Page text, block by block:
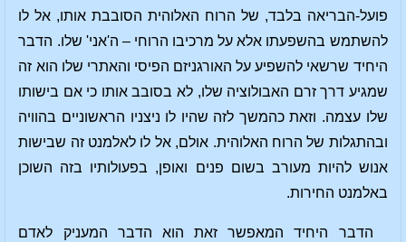
פועל-הבריאה בלבד, של הרוח האלוהית הסובבת אותו, אל לו
להשתמש בהשפעתו אלא על מרכיבו הרוחי – ה'אני' שלו. הדבר
היחיד שרשאי להשפיע על האורגניזם הפיסי והאתרי שלו הוא זה
שמגיע דרך זרם האבולוציה שלו, לא בסובב אותו כי אם בישותו
שלו עצמה. וזאת כהמשך לזה שהיו לו ניצניו הראשוניים בהוויה
ובהתגלות של הרוח האלוהית. אולם, אל לו לאלמנט זה שבישות
אנוש להיות מעורב בשום פנים ואופן, בפעולותיו בזה השוכן
באלמנט החירות.
הדבר היחיד המאפשר זאת הוא הדבר המעניק לאדם